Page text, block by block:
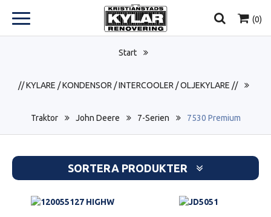
(0)
Start
// KYLARE / KONDENSOR / INTERCOOLER / OLJEKYLARE //
Traktor John Deere 7-Serien 7530 Premium
SORTERA PRODUKTER